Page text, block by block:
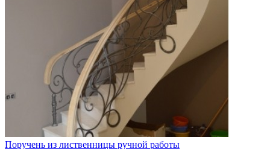
Поручень из лиственницы ручной работы